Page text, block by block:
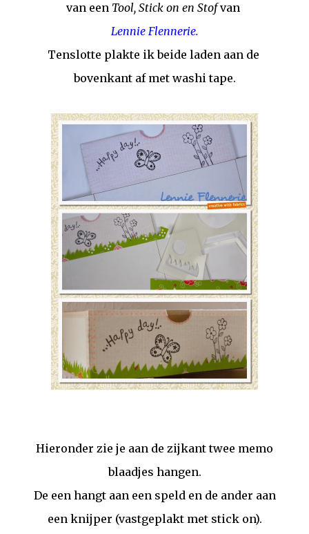
van een Tool, Stick on en Stofvan
Lennie Flennerie.
Tenslotte plakte ik beide laden aan de
bovenkant af met washi tape.
Hieronder zie je aan de zijkant twee memo
blaadjes hangen.
De een hangt aan een speld en de ander aan
een knijper (vastgeplakt met stick on).